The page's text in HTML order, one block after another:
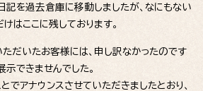
を過去倉庫に移動しましたが、なにもない
はここに残しております。
だいたお客様には、申し訳なかったのです
示できませんでした。
でアナウンスさせていただきましたとおり、